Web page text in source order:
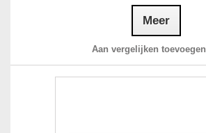
Meer
Aan vergelijken toevoegen